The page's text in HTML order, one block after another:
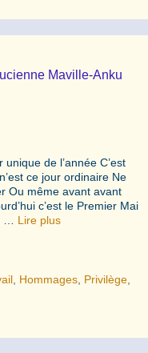
Maville-Anku
de l’année C’est
ce jour ordinaire Ne
Ou même avant avant
c’est le Premier Mai
… Lire plus
Hommages Privilège